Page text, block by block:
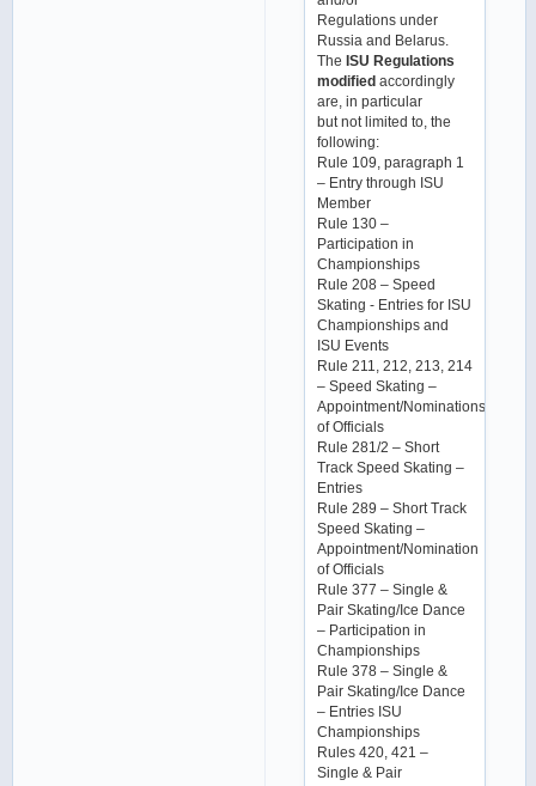
Regulations under
Russia and Belarus.
TheISU Regulations
modified accordingly
are, in particular
but not limited to, the
following:
Rule 109, paragraph 1
– Entry through ISU
Member
Rule 130 –
Participation in
Championships
Rule 208 – Speed
Skating - Entries for ISU
Championships and
ISU Events
Rule 211, 212, 213, 214
– Speed Skating –
Appointment/Nominations
of Officials
Rule 281/2 – Short
Track Speed Skating –
Entries
Rule 289 – Short Track
Speed Skating –
Appointment/Nomination
of Officials
Rule 377 – Single &
Pair Skating/Ice Dance
– Participation in
Championships
Rule 378 – Single &
Pair Skating/Ice Dance
– Entries ISU
Championships
Rules 420, 421 –
Single & Pair